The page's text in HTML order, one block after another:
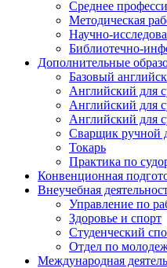
Среднее
Методическая
Научно-
Библиотечно-
Дополнительные
Базовый
Английский для
Английский для
Английский для
Cварщик ручной
Токарь
Практика по
Конвенционная
Внеучебная
Управление по
Здоровье и спорт
Студенческий
Отдел по
Международная